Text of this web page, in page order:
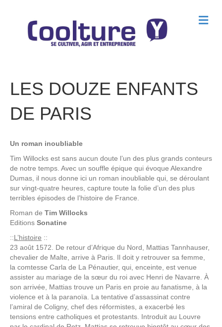
M
e
LES DOUZE ENFANTS
DE PARIS
Un roman inoubliable
Tim Willocks est sans aucun doute l’un des plus grands conteurs
de notre temps. Avec un souffle épique qui évoque Alexandre
Dumas, il nous donne ici un roman inoubliable qui, se déroulant
sur vingt-quatre heures, capture toute la folie d’un des plus
terribles épisodes de l’histoire de France.
Roman de Tim Willocks
Editions Sonatine
::L’histoire ::
23 août 1572. De retour d’Afrique du Nord, Mattias Tannhauser,
chevalier de Malte, arrive à Paris. Il doit y retrouver sa femme,
la comtesse Carla de La Pénautier, qui, enceinte, est venue
assister au mariage de la sœur du roi avec Henri de Navarre. À
son arrivée, Mattias trouve un Paris en proie au fanatisme, à la
violence et à la paranoïa. La tentative d’assassinat contre
l’amiral de Coligny, chef des réformistes, a exacerbé les
tensions entre catholiques et protestants. Introduit au Louvre